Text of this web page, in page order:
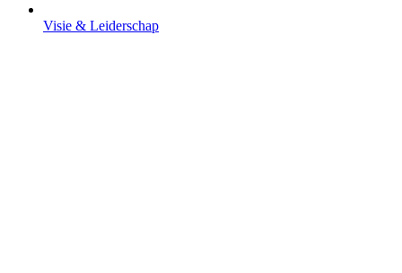
Visie & Leiderschap